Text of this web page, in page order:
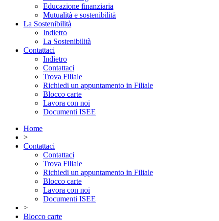
Educazione finanziaria
Mutualità e sostenibilità
La Sostenibilità
Indietro
La Sostenibilità
Contattaci
Indietro
Contattaci
Trova Filiale
Richiedi un appuntamento in Filiale
Blocco carte
Lavora con noi
Documenti ISEE
Home
>
Contattaci
Contattaci
Trova Filiale
Richiedi un appuntamento in Filiale
Blocco carte
Lavora con noi
Documenti ISEE
>
Blocco carte